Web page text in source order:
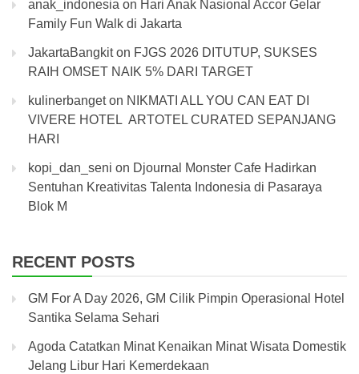
anak_indonesia on Hari Anak Nasional Accor Gelar
Family Fun Walk di Jakarta
JakartaBangkiton FJGS 2026 DITUTUP, SUKSES
RAIH OMSET NAIK 5% DARI TARGET
kulinerbangeton NIKMATI ALL YOU CAN EAT DI
VIVERE HOTEL ARTOTEL CURATED SEPANJANG
HARI
kopi_dan_seni on Djournal Monster Cafe Hadirkan
Sentuhan Kreativitas Talenta Indonesia di Pasaraya
Blok M
RECENT POSTS
GM For A Day 2026, GM Cilik Pimpin Operasional Hotel
Santika Selama Sehari
Agoda Catatkan Minat Kenaikan Minat Wisata Domestik
Jelang Libur Hari Kemerdekaan